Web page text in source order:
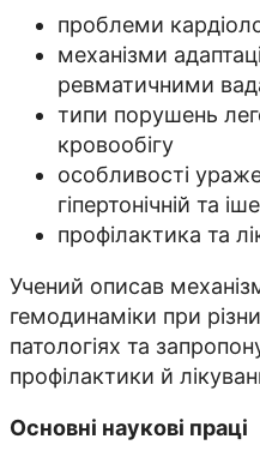
проблеми
механізми
ревматичними
типи порушень
кровообігу
особливості
гіпертонічній та
профілактика та
Учений описав
гемодинаміки при
патологіях та
профілактики й
Основні наукові праці